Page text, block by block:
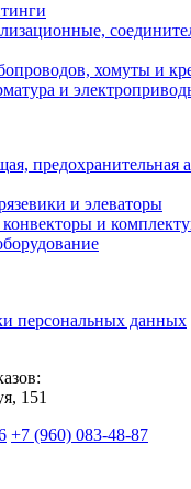
хомуты и
и
предохранительная
и элеваторы
и
персональных данных
151
+7 (960) 083-48-87